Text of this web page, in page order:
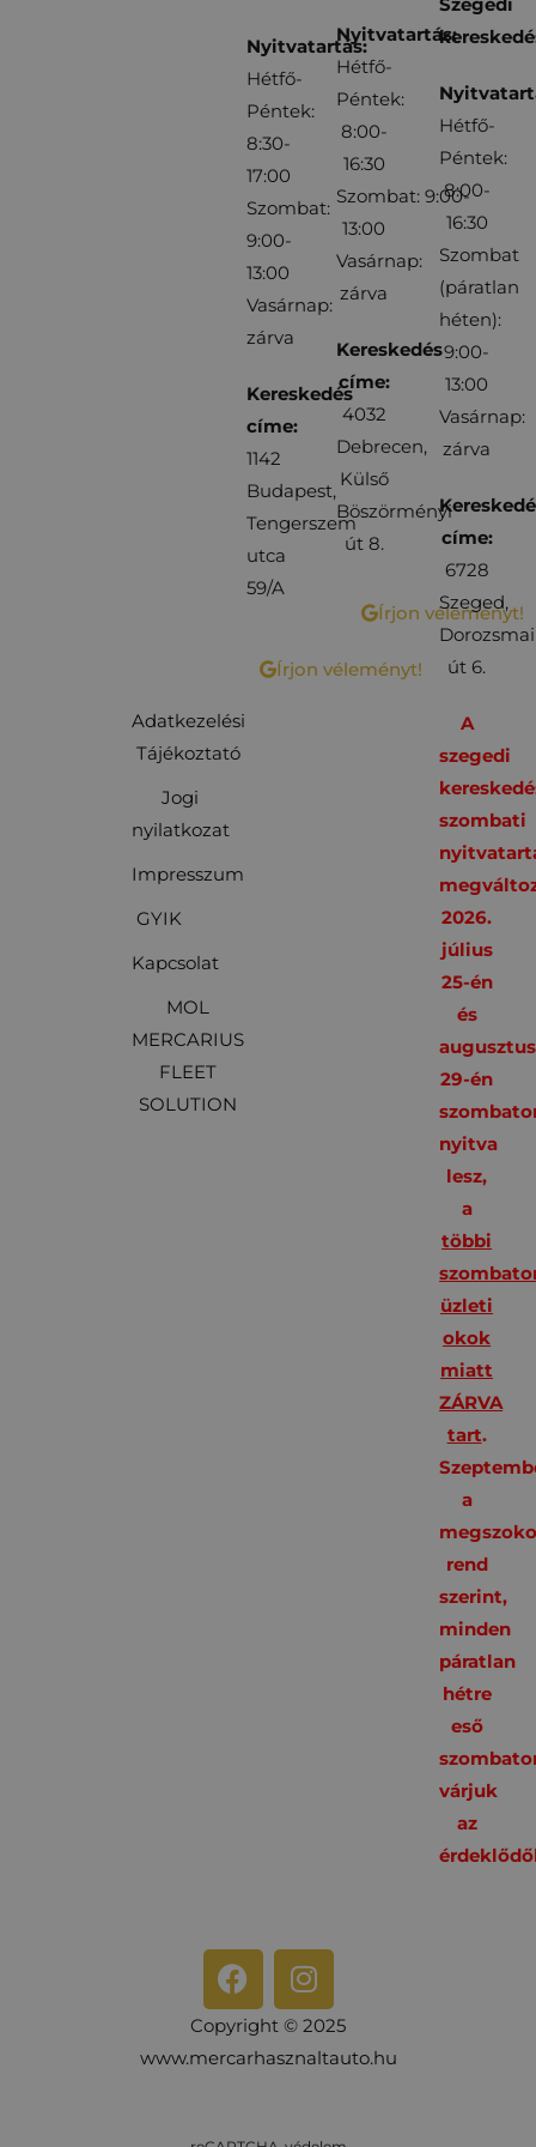
Adatkezelési
Tájékoztató
Jogi
nyilatkozat
Impresszum
GYIK
Kapcsolat
MOL
MERCARIUS
FLEET
SOLUTION
Nyitvatartás:
Hétfő-
Péntek:
8:30-
17:00
Szombat:
9:00-
13:00
Vasárnap:
zárva
Kereskedés
címe:
1142
Budapest,
Tengerszem
utca
59/A
Írjon véleményt!
Nyitvatartás:
Hétfő-
Péntek:
8:00-
16:30
Szombat: 9:00-
13:00
Vasárnap:
zárva
Kereskedés
címe:
4032
Debrecen,
Külső
Böszörményi
út 8.
Írjon véleményt!
Hétfő-
Péntek:
8:00-
16:30
Szombat
(páratlan
héten):
9:00-
13:00
Vasárnap:
zárva
címe:
6728
Szeged,
Dorozsmai
út 6.
A
szegedi
szombati
2026.
július
25-én
és
augusztus
29-én
nyitva
lesz,
a
többi
üzleti
okok
miatt
ZÁRVA
tart.
a
rend
szerint,
minden
páratlan
hétre
eső
várjuk
az
Copyright © 2025
www.mercarhasznaltauto.hu